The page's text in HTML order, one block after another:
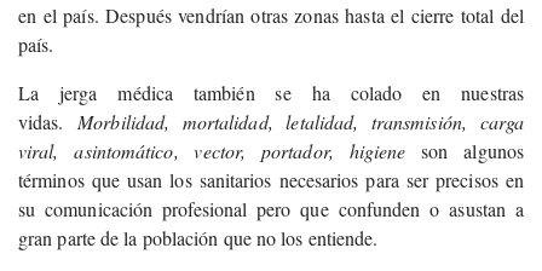
en el país. Después vendrían otras zonas hasta el cierre total del
país.
La jerga médica también se ha colado en nuestras
vidas. Morbilidad, mortalidad, letalidad, transmisión, carga
viral, asintomático, vector, portador, higiene son algunos
términos que usan los sanitarios necesarios para ser precisos en
su comunicación profesional pero que confunden o asustan a
gran parte de la población que no los entiende.